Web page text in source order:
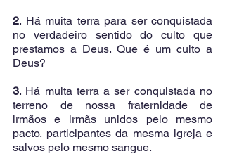
2. Há muita terra para ser conquistada
no verdadeiro sentido do culto que
prestamos a Deus. Que é um culto a
Deus?
3. Há muita terra a ser conquistada no
terreno de nossa fraternidade de
irmãos e irmãs unidos pelo mesmo
pacto, participantes da mesma igreja e
salvos pelo mesmo sangue.